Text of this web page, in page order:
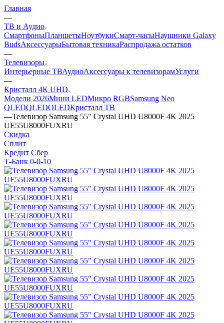
Главная
—
ТВ и Аудио
СмартфоныПланшетыНоутбукиСмарт-часыНаушники Galaxy
BudsАксессуарыБытовая техникаРаспродажа остатков
—
Телевизоры
Интерьерные ТВАудиоАксессуары к телевизорамУслуги
—
Кристалл 4К UHD
Модели 2026Мини LEDМикро RGBSamsung Neo
QLEDQLEDOLEDКристалл ТВ
—Телевизор Samsung 55" Crystal UHD U8000F 4K 2025
UE55U8000FUXRU
Скидка
Сплит
Кредит Сбер
Т-Банк 0-0-10